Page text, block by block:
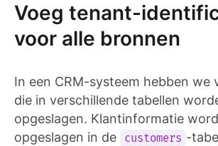
Voeg tenant-
voor alle bronnen
In een CRM-systeem hebben we
die in verschillende tabellen
opgeslagen. Klantinformatie
opgeslagen in de
customers -